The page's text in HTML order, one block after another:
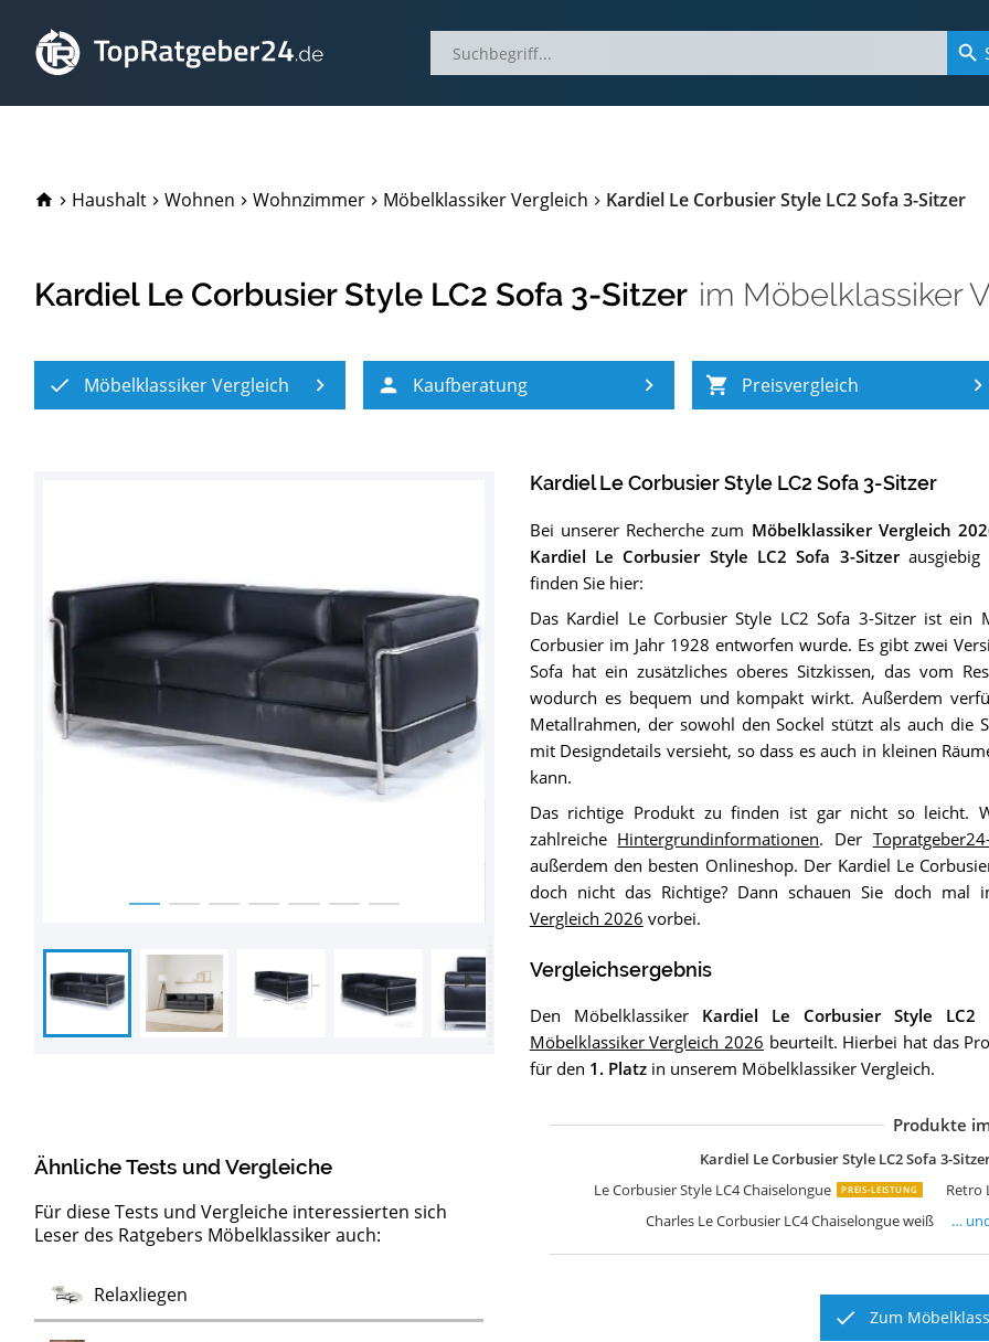
TopRatgeber24.de
Haushalt Wohnen Wohnzimmer Möbelklassiker Vergleich Kardiel Le Corbusier Style LC2 Sofa 3-Sitzer
Kardiel Le Corbusier Style LC2 Sofa 3-Sitzer im Möbelklassiker
Möbelklassiker Vergleich Kaufberatung Preisvergleich
Ähnliche Tests und Vergleiche
Für diese Tests und Vergleiche interessierten sich
Leser des Ratgebers Möbelklassiker auch:
Relaxliegen
Lowboards
SideboardsTest
Kommoden
Barock
KommodenTest
ClubsesselTest
SchaukelstühleTest
VitrinenTest
Wohnwände
ChaiselonguesTest
Vintage SesselTest
Kardiel Le Corbusier Style LC2 Sofa 3-Sitzer
Bei unserer Recherche zum Möbelklassiker Vergleich
Kardiel Le Corbusier Style LC2 Sofa 3-Sitzerausgiebig
finden Sie hier:
Das Kardiel Le Corbusier Style LC2 Sofa 3-Sitzer ist ein
Corbusier im Jahr 1928 entworfen wurde. Es gibt zwei
Sofa hat ein zusätzliches oberes Sitzkissen, das vom
wodurch es bequem und kompakt wirkt. Außerdem
Metallrahmen, der sowohl den Sockel stützt als auch die
mit Designdetails versieht, so dass es auch in kleinen
kann.
Das richtige Produkt zu finden ist gar nicht so leicht.
zahlreiche Hintergrundinformationen. Der
außerdem den besten Onlineshop. Der Kardiel Le
doch nicht das Richtige? Dann schauen Sie doch mal
Vergleich 2026 vorbei.
Vergleichsergebnis
Den Möbelklassiker Kardiel Le Corbusier Style LC2
Möbelklassiker Vergleich 2026 beurteilt. Hierbei hat das
für den 1. Platzin unserem Möbelklassiker Vergleich.
Produkte
Kardiel Le Corbusier Style LC2 Sofa 3-
Le Corbusier Style LC4 Chaiselongue PREIS-LEISTUNG Retro
Charles Le Corbusier LC4 Chaiselongue weiß …
Zum